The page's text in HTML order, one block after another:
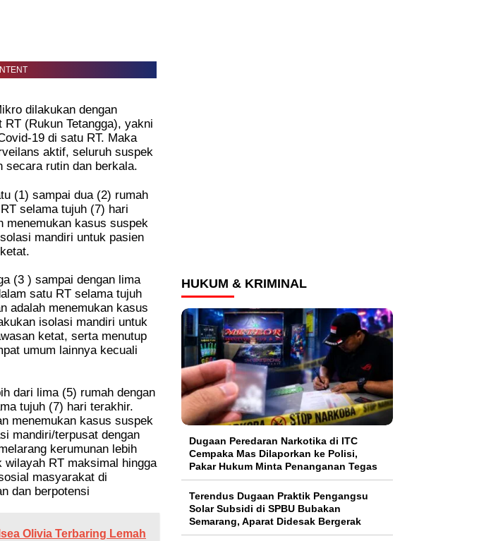
dilakukan dengan
(Rukun Tetangga), yakni
19 di satu RT. Maka
aktif, seluruh suspek
secara rutin dan berkala.
(1) sampai dua (2) rumah
selama tujuh (7) hari
menemukan kasus suspek
mandiri untuk pasien
(3 ) sampai dengan lima
satu RT selama tujuh
adalah menemukan kasus
isolasi mandiri untuk
ketat, serta menutup
umum lainnya kecuali
dari lima (5) rumah dengan
tujuh (7) hari terakhir.
menemukan kasus suspek
mandiri/terpusat dengan
kerumunan lebih
RT maksimal hingga
masyarakat di
dan berpotensi
Olivia Terbaring Lemah
HUKUM & KRIMINAL
Dugaan Peredaran Narkotika di ITC
Cempaka Mas Dilaporkan ke Polisi,
Pakar Hukum Minta Penanganan Tegas
Terendus Dugaan Praktik Pengangsu
Solar Subsidi di SPBU Bubakan
Semarang, Aparat Didesak Bergerak